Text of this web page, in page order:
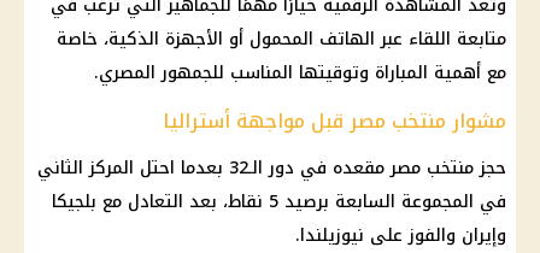
متابعة اللقاء عبر الهاتف المحمول أو الأجهزة الذكية، خاصة
مع أهمية المباراة وتوقيتها المناسب للجمهور المصري.
مشوار منتخب مصر قبل مواجهة أستراليا
حجز منتخب مصر مقعده في دور الـ32 بعدما احتل المركز الثاني
في المجموعة السابعة برصيد 5 نقاط، بعد التعادل مع بلجيكا
وإيران والفوز على نيوزيلندا.